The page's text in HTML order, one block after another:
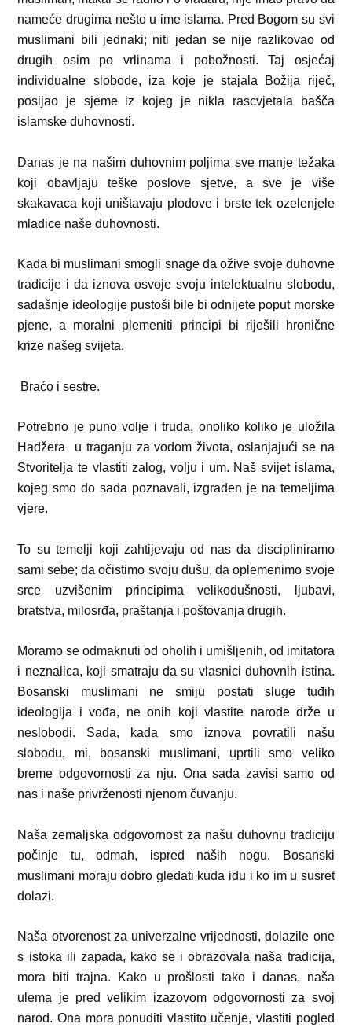
nameće drugima nešto u ime islama. Pred Bogom su svi
muslimani bili jednaki; niti jedan se nije razlikovao od
drugih osim po vrlinama i pobožnosti. Taj osjećaj
individualne slobode, iza koje je stajala Božija riječ,
posijao je sjeme iz kojeg je nikla rascvjetala bašča
islamske duhovnosti.
Danas je na našim duhovnim poljima sve manje težaka
koji obavljaju teške poslove sjetve, a sve je više
skakavaca koji uništavaju plodove i brste tek ozelenjele
mladice naše duhovnosti.
Kada bi muslimani smogli snage da ožive svoje duhovne
tradicije i da iznova osvoje svoju intelektualnu slobodu,
sadašnje ideologije pustoši bile bi odnijete poput morske
pjene, a moralni plemeniti principi bi riješili hronične
krize našeg svijeta.
Braćo i sestre.
Potrebno je puno volje i truda, onoliko koliko je uložila
Hadžera
u traganju za vodom života, oslanjajući se na
Stvoritelja te vlastiti zalog, volju i um. Naš svijet islama,
kojeg smo do sada poznavali, izgrađen je na temeljima
vjere.
To su temelji koji zahtijevaju od nas da discipliniramo
sami sebe; da očistimo svoju dušu, da oplemenimo svoje
srce uzvišenim principima velikodušnosti, ljubavi,
bratstva, milosrđa, praštanja i poštovanja drugih.
Moramo se odmaknuti od oholih i umišljenih, od imitatora
i neznalica, koji smatraju da su vlasnici duhovnih istina.
Bosanski muslimani ne smiju postati sluge tuđih
ideologija i vođa, ne onih koji vlastite narode drže u
neslobodi. Sada, kada smo iznova povratili našu
slobodu, mi, bosanski muslimani, uprtili smo veliko
breme odgovornosti za nju. Ona sada zavisi samo od
nas i naše privrženosti njenom čuvanju.
Naša zemaljska odgovornost za našu duhovnu tradiciju
počinje tu, odmah, ispred naših nogu. Bosanski
muslimani moraju dobro gledati kuda idu i ko im u susret
dolazi.
Naša otvorenost za univerzalne vrijednosti, dolazile one
s istoka ili zapada, kako se i obrazovala naša tradicija,
mora biti trajna. Kako u prošlosti tako i danas, naša
ulema je pred velikim izazovom odgovornosti za svoj
narod. Ona mora ponuditi vlastito učenje, vlastiti pogled